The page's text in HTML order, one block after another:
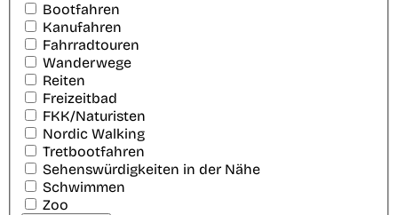
Bootfahren
Kanufahren
Fahrradtouren
Wanderwege
Reiten
Freizeitbad
FKK/Naturisten
Nordic Walking
Tretbootfahren
Sehenswürdigkeiten in der Nähe
Schwimmen
Zoo